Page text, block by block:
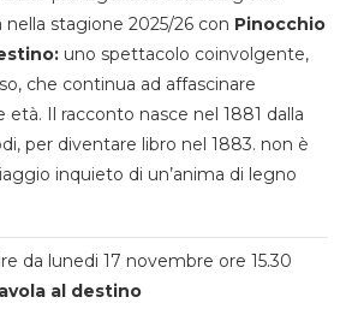
nella stagione 2025/26 con Pinocchio
uno spettacolo coinvolgente,
che continua ad affascinare
Il racconto nasce nel 1881 dalla
per diventare libro nel 1883. non è
inquieto di un’anima di legno
da lunedi 17 novembre ore 15.30
al destino